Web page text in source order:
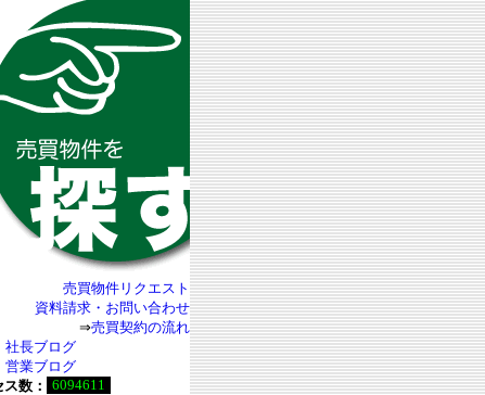
売買物件リクエスト
資料請求・お問い合わせ
⇒売買契約の流れ
社長ブログ
営業ブログ
数：
6094611